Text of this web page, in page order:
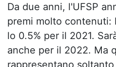
Da due anni, l'UFSP
premi molto contenuti:
lo 0.5% per il 2021.
anche per il 2022. Ma
rappresentano